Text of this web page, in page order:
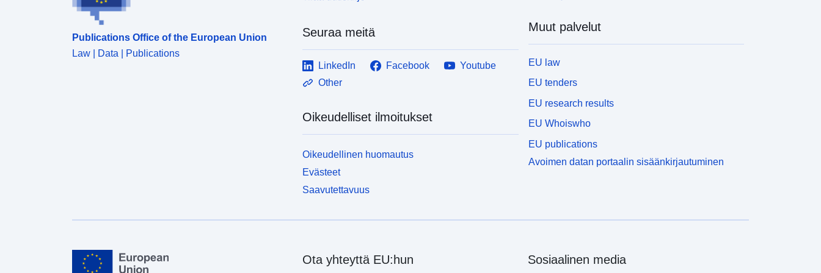
Publications Office of the European Union
Law | Data | Publications
Seuraa meitä
LinkedIn Facebook
Youtube
Other
Oikeudelliset ilmoitukset
Oikeudellinen huomautus
Evästeet
Saavutettavuus
Muut palvelut
EU law
EU tenders
EU research results
EU Whoiswho
EU publications
Avoimen datan portaalin sisäänkirjautuminen
Ota yhteyttä EU:hun Sosiaalinen media